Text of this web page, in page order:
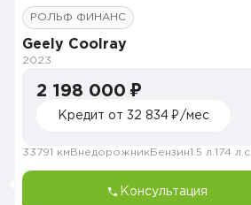
РОЛЬФ ФИНАНС
Geely Coolray
2023
2 198 000 ₽
Кредит от 32 834 ₽/мес
33791 км Внедорожник Бензин1.5 л. 174 л.с.
Консультация